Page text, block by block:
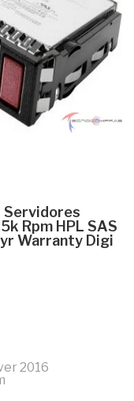
Servidores
Rpm HPL SAS
Warranty Digi
2016